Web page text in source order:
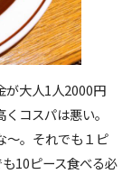
が大人1人2000円
コスパは悪い。
〜。それでも１ピ
10ピース食べる必